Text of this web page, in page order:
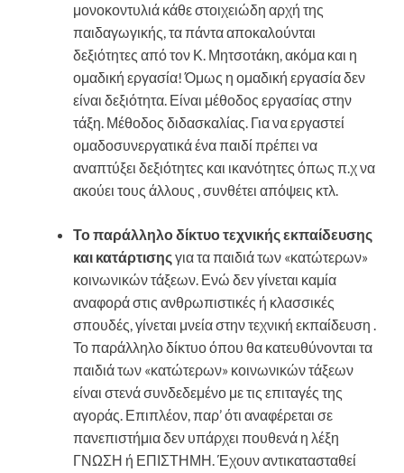
μονοκοντυλιά κάθε στοιχειώδη αρχή της
παιδαγωγικής, τα πάντα αποκαλούνται
δεξιότητες από τον Κ. Μητσοτάκη, ακόμα και η
ομαδική εργασία! Όμως η ομαδική εργασία δεν
είναι δεξιότητα. Είναι μέθοδος εργασίας στην
τάξη. Μέθοδος διδασκαλίας. Για να εργαστεί
ομαδοσυνεργατικά ένα παιδί πρέπει να
αναπτύξει δεξιότητες και ικανότητες όπως π.χ να
ακούει τους άλλους , συνθέτει απόψεις κτλ.
Το παράλληλο δίκτυο τεχνικής εκπαίδευσης
και κατάρτισηςγια τα παιδιά των «κατώτερων»
κοινωνικών τάξεων. Ενώ δεν γίνεται καμία
αναφορά στις ανθρωπιστικές ή κλασσικές
σπουδές, γίνεται μνεία στην τεχνική εκπαίδευση .
Το παράλληλο δίκτυο όπου θα κατευθύνονται τα
παιδιά των «κατώτερων» κοινωνικών τάξεων
είναι στενά συνδεδεμένο με τις επιταγές της
αγοράς. Επιπλέον, παρ’ ότι αναφέρεται σε
πανεπιστήμια δεν υπάρχει πουθενά η λέξη
ΓΝΩΣΗ ή ΕΠΙΣΤΗΜΗ. Έχουν αντικατασταθεί